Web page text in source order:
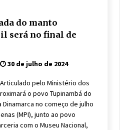
do manto
será no final de
30 de julho de 2024
Articulado pelo Ministério dos
o povo Tupinambá do
no começo de julho
(MPI), junto ao povo
com o Museu Nacional,